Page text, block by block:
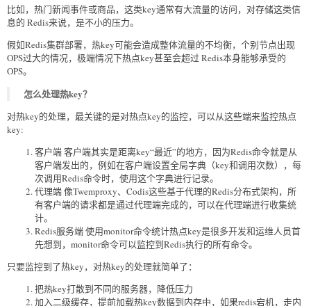
比如，热门新闻事件或商品，这类key通常有大流量的访问，对存储这类信
息的 Redis来说，是不小的压力。
假如Redis集群部署，热key可能会造成整体流量的不均衡，个别节点出现
OPS过大的情况，极端情况下热点key甚至会超过 Redis本身能够承受的
OPS。
怎么处理热key？
对热key的处理，最关键的是对热点key的监控，可以从这些端来监控热点
key:
客户端 客户端其实是距离key“最近”的地方，因为Redis命令就是从
客户端发出的，例如在客户端设置全局字典（key和调用次数），每
次调用Redis命令时，使用这个字典进行记录。
代理端 像Twemproxy、Codis这些基于代理的Redis分布式架构，所
有客户端的请求都是通过代理端完成的，可以在代理端进行收集统
计。
Redis服务端 使用monitor命令统计热点key是很多开发和运维人员首
先想到，monitor命令可以监控到Redis执行的所有命令。
只要监控到了热key，对热key的处理就简单了：
把热key打散到不同的服务器，降低压⼒
加⼊⼆级缓存，提前加载热key数据到内存中，如果redis宕机，⾛内